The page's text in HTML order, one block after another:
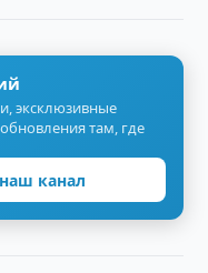
эксклюзивные
там, где
канал